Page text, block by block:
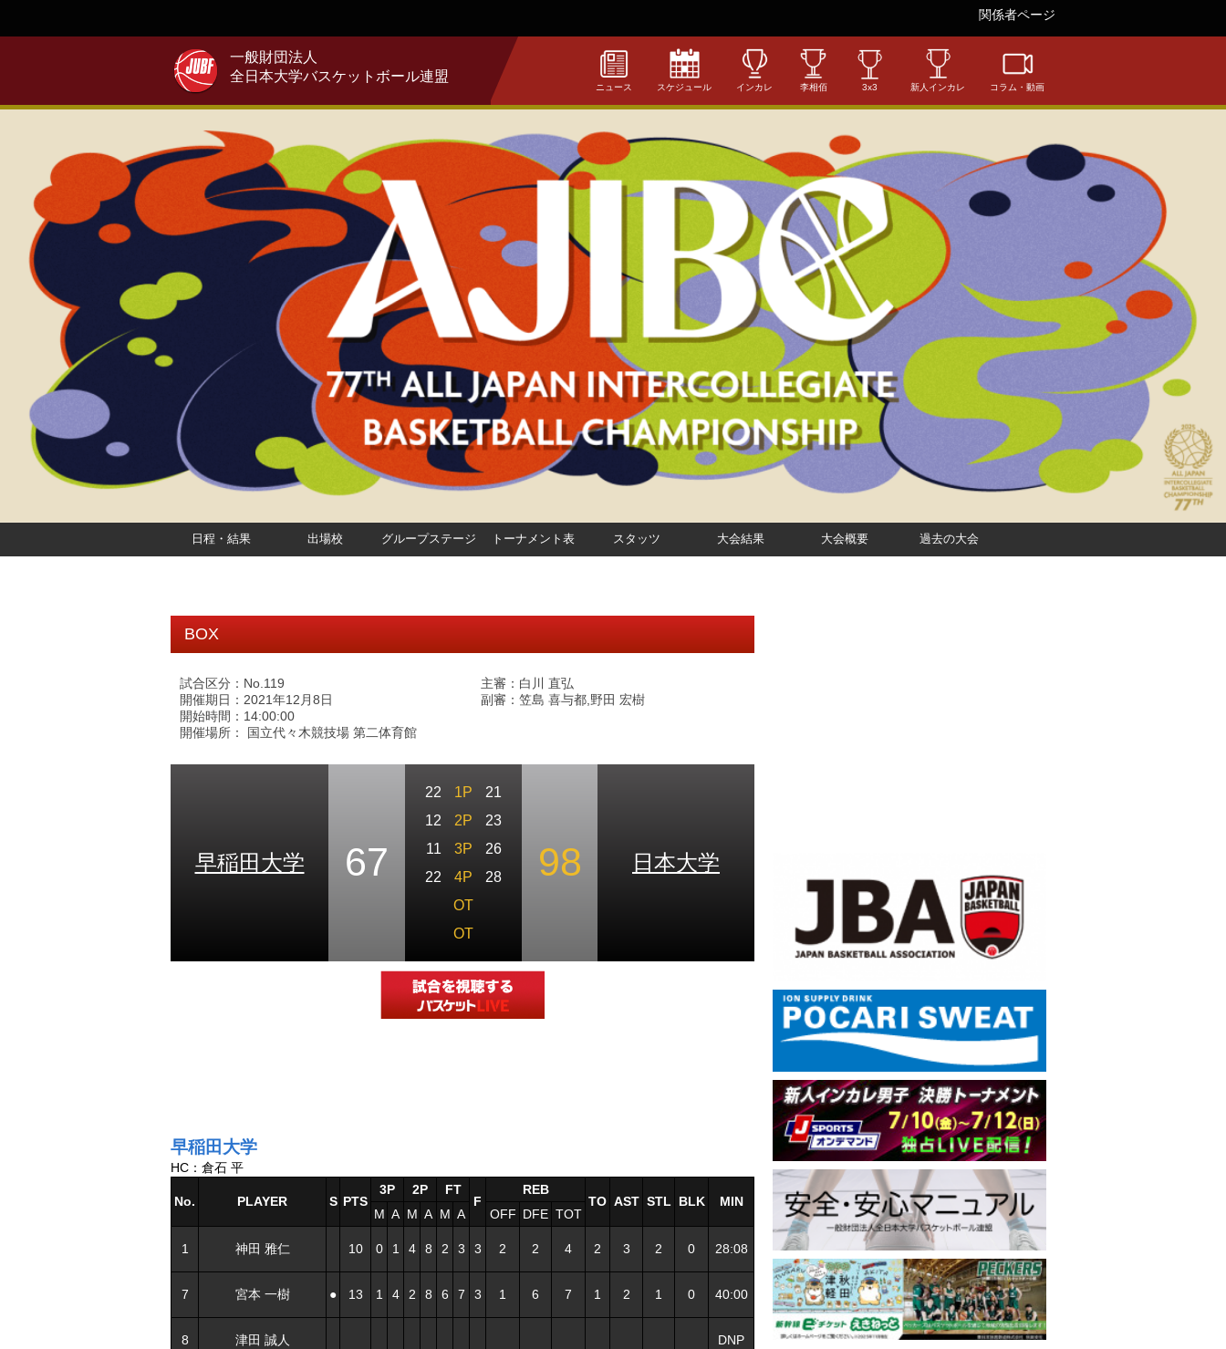
関係者ページ
一般財団法人
全日本大学バスケットボール連盟
ニュース スケジュール インカレ 李相佰 3x3 新人インカレ コラム・動画
日程・結果 出場校 グループステージ トーナメント表 スタッツ 大会結果 大会概要 過去の大会
BOX
試合区分：No.119
開催期日：2021年12月8日
開始時間：14:00:00
開催場所： 国立代々木競技場 第二体育館
主審：白川 直弘
副審：笠島 喜与都,野田 宏樹
早稲田大学 67
22 1P
21
12
2P
23
11
3P
26
22
4P
28
OT
OT
98 日本大学
早稲田大学
HC：倉石 平
No. PLAYER S PTS
3P 2P
FT
F
REB
TO AST STL BLK
MIN
M A M A M A OFF DFE TOT
1 神田 雅仁 10 0 1 4 8 2 3 3 2 2 4 2 3 2 0 28:08
7 宮本 一樹 ● 13 1 4 2 8 6 7 3 1 6 7 1 2 1 0 40:00
8 津田 誠人 DNP